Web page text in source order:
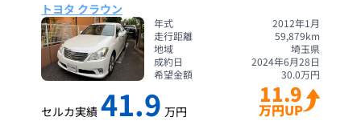
トヨタ クラウン
年式
2012年1月
走行距離
59,879km
地域
埼玉県
成約日
2024年6月28日
希望金額
30.0万円
セルカ実績 41.9 万円
11.9
万円UP